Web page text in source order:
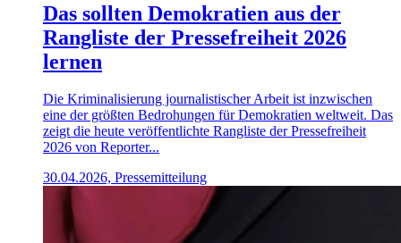
Das sollten Demokratien aus der
Rangliste der Pressefreiheit 2026
lernen
Die Kriminalisierung journalistischer Arbeit ist inzwischen
eine der größten Bedrohungen für Demokratien weltweit. Das
zeigt die heute veröffentlichte Rangliste der Pressefreiheit
2026 von Reporter...
30.04.2026, Pressemitteilung